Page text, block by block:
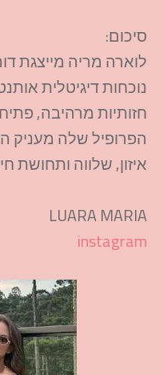
סיכום:
לוארה מריה מייצגת
נוכחות דיגיטלית
חזותיות מרהיבה,
הפרופיל שלה
איזון, שלווה ותחושת
LUARA MARIA
instagram